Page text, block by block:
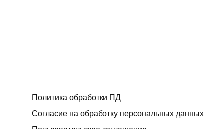
Политика обработки ПД
Согласие на обработку персональных данных